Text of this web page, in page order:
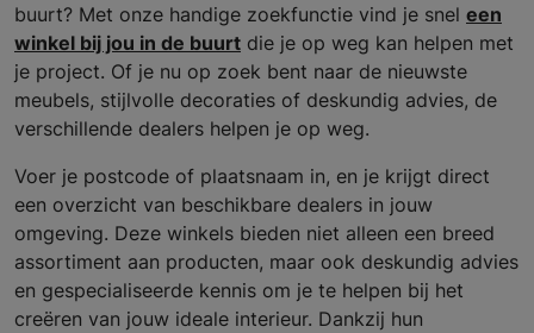
buurt? Met onze handige zoekfunctie vind je snel een
winkel bij jou in de buurt die je op weg kan helpen met
je project. Of je nu op zoek bent naar de nieuwste
meubels, stijlvolle decoraties of deskundig advies, de
verschillende dealers helpen je op weg.
Voer je postcode of plaatsnaam in, en je krijgt direct
een overzicht van beschikbare dealers in jouw
omgeving. Deze winkels bieden niet alleen een breed
assortiment aan producten, maar ook deskundig advies
en gespecialiseerde kennis om je te helpen bij het
creëren van jouw ideale interieur. Dankzij hun